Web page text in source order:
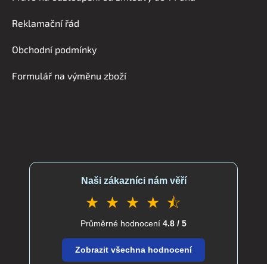
Reklamační řád
Obchodní podmínky
Formulář na výměnu zboží
Naši zákazníci nám věří
★ ★ ★ ★ ⯪
Průměrné hodnocení 4.8 / 5
Zobrazit všechna hodnocení